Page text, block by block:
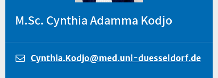
M.Sc. Cynthia Adamma Kodjo
Cynthia.Kodjo@med.uni-duesseldorf.de